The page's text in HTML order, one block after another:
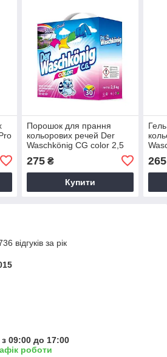
Порошок для прання
кольорових речей Der
Waschkönig CG color 2,5
275₴
Купити
265
відгуків за рік
09:00 до 17:00
роботи